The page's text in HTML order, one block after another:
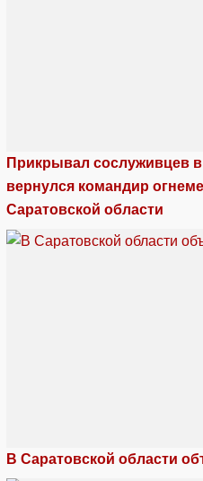
Прикрывал сослуживцев
вернулся командир
Саратовской области
В Саратовской области